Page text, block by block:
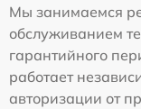
Мы занимаемся
обслуживанием
гарантийного
работает
авторизации от